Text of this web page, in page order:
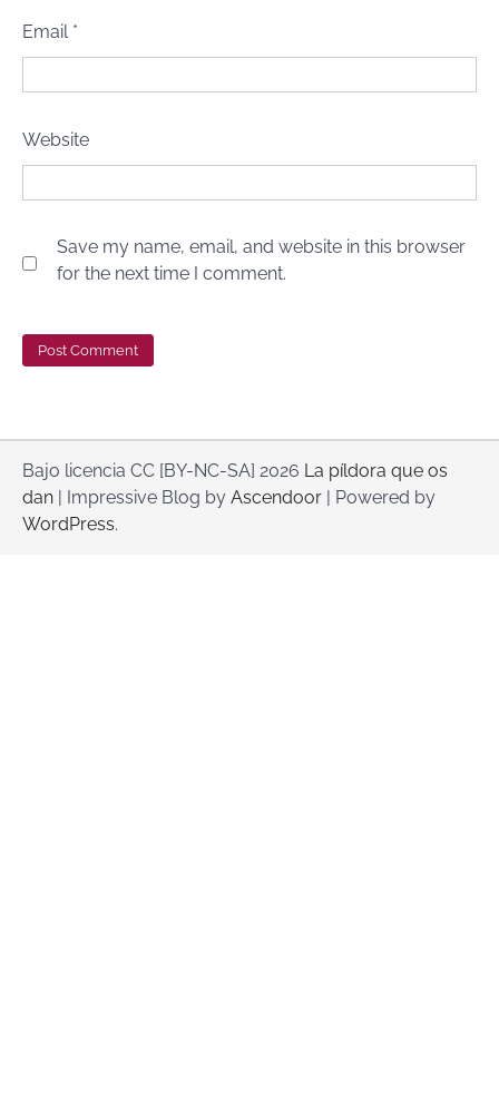
Email *
Website
Save my name, email, and website in this browser
for the next time I comment.
Bajo licencia CC [BY-NC-SA] 2026 La píldora que os
dan | Impressive Blog by Ascendoor | Powered by
WordPress.